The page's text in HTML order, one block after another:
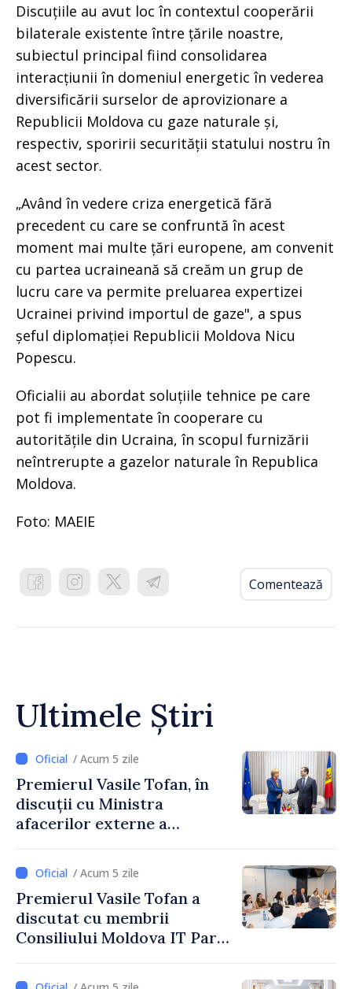
Discuțiile au avut loc în contextul cooperării
bilaterale existente între țările noastre,
subiectul principal fiind consolidarea
interacțiunii în domeniul energetic în vederea
diversificării surselor de aprovizionare a
Republicii Moldova cu gaze naturale și,
respectiv, sporirii securității statului nostru în
acest sector.
„Având în vedere criza energetică fără
precedent cu care se confruntă în acest
moment mai multe țări europene, am convenit
cu partea ucraineană să creăm un grup de
lucru care va permite preluarea expertizei
Ucrainei privind importul de gaze", a spus
șeful diplomației Republicii Moldova Nicu
Popescu.
Oficialii au abordat soluțiile tehnice pe care
pot fi implementate în cooperare cu
autoritățile din Ucraina, în scopul furnizării
neîntrerupte a gazelor naturale în Republica
Moldova.
Foto: MAEIE
Comentează
Ultimele Știri
/ Acum 5 zile
Premierul Vasile Tofan, în
discuții cu Ministra
afacerilor externe a
/ Acum 5 zile
Premierul Vasile Tofan a
discutat cu membrii
Consiliului Moldova IT Park:
industriei IT”